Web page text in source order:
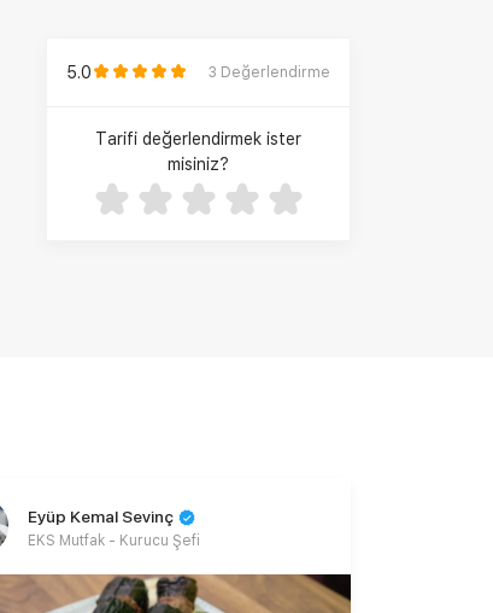
5.0 3 Değerlendirme
Tarifi değerlendirmek ister
misiniz?
Eyüp Kemal Sevinç
EKS Mutfak - Kurucu Şefi